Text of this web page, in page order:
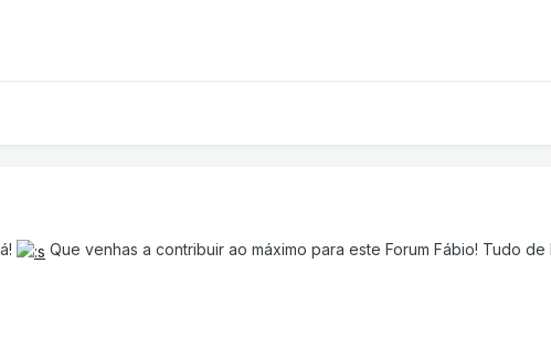
Que venhas a contribuir ao máximo para este Forum Fábio! Tudo de